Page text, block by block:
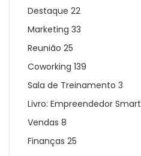
Destaque 22
Marketing 33
Reunião 25
Coworking 139
Sala de Treinamento 3
Livro: Empreendedor Smart
Vendas 8
Finanças 25